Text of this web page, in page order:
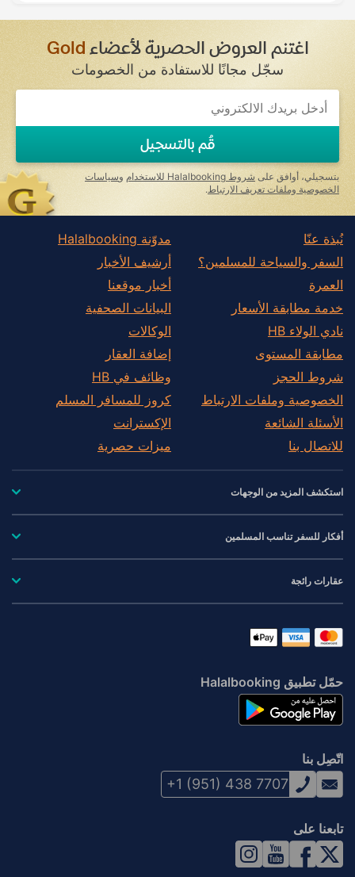
اغتنم العروض الحصرية لأعضاءGold
سجّل مجانًا للاستفادة من الخصومات
قُم بالتسجيل
بتسجيلي، أوافق على شروط Halalbooking للاستخدام وسياسات
الخصوصية وملفات تعريف الارتباط.
نُبذة عنّا
السفر والسياحة للمسلمين؟
العمرة
خدمة مطابقة الأسعار
نادي الولاء HB
مطابقة المستوى
شروط الحجز
الخصوصية وملفات الارتباط
الأسئلة الشائعة
للاتصال بنا
مدوّنة Halalbooking
أرشيف الأخبار
أخبار موقعنا
البيانات الصحفية
الوكالات
إضافة العقار
وظائف في HB
كروز للمسافر المسلم
الإكسترانت
ميزات حصرية
استكشف المزيد من الوجهات
أفكار للسفر تناسب المسلمين
عقارات رائجة
حمّل تطبيق Halalbooking
اتّصِل بنا
+1 (951) 438 7707
تابعنا على